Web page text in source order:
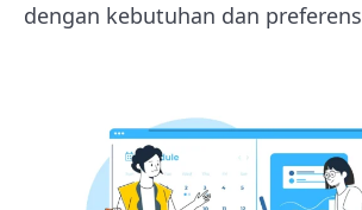
dengan kebutuhan dan